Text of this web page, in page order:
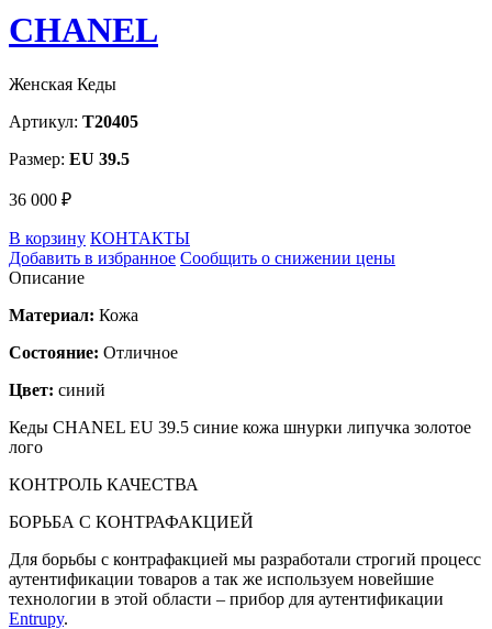
CHANEL
Женская Кеды
Артикул: T20405
Размер: EU 39.5
36 000 ₽
В корзину КОНТАКТЫ
Добавить в избранное Сообщить о снижении цены
Описание
Материал: Кожа
Состояние: Отличное
Цвет: синий
Кеды CHANEL EU 39.5 синие кожа шнурки липучка золотое
лого
КОНТРОЛЬ КАЧЕСТВА
БОРЬБА С КОНТРАФАКЦИЕЙ
Для борьбы с контрафакцией мы разработали строгий процесс
аутентификации товаров а так же используем новейшие
технологии в этой области – прибор для аутентификации
Entrupy.